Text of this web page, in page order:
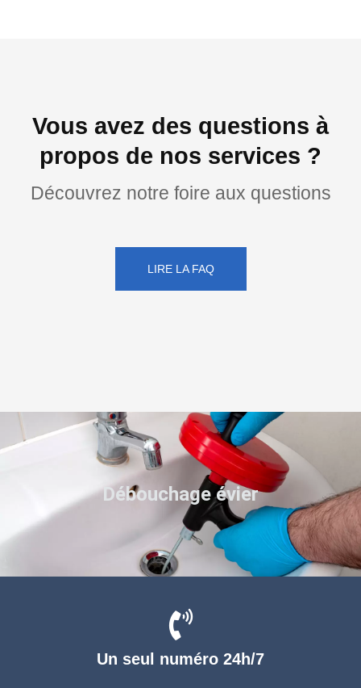
Vous avez des questions à
propos de nos services ?
Découvrez notre foire aux questions
LIRE LA FAQ
Un seul numéro 24h/7
Débouchage évier